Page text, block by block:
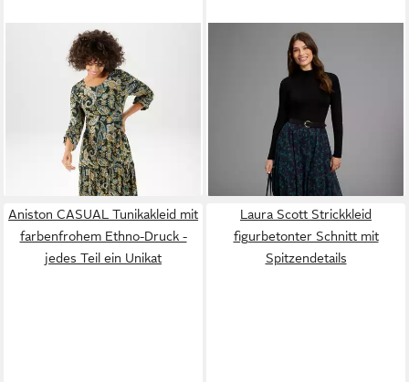
ANISTON CASUAL
Jerseykleid mit
farbharmonischem Paisley-
LAURA SCOTTMeshkleid aus
elastischer Viskosemischung,
figurbetonte Passform,
Langarm-Design
ab 49,99 € 59,99 €
Aniston CASUAL Tunikakleid mit
farbenfrohem Ethno-Druck -
jedes Teil ein Unikat
Laura Scott Strickkleid
figurbetonter Schnitt mit
Spitzendetails